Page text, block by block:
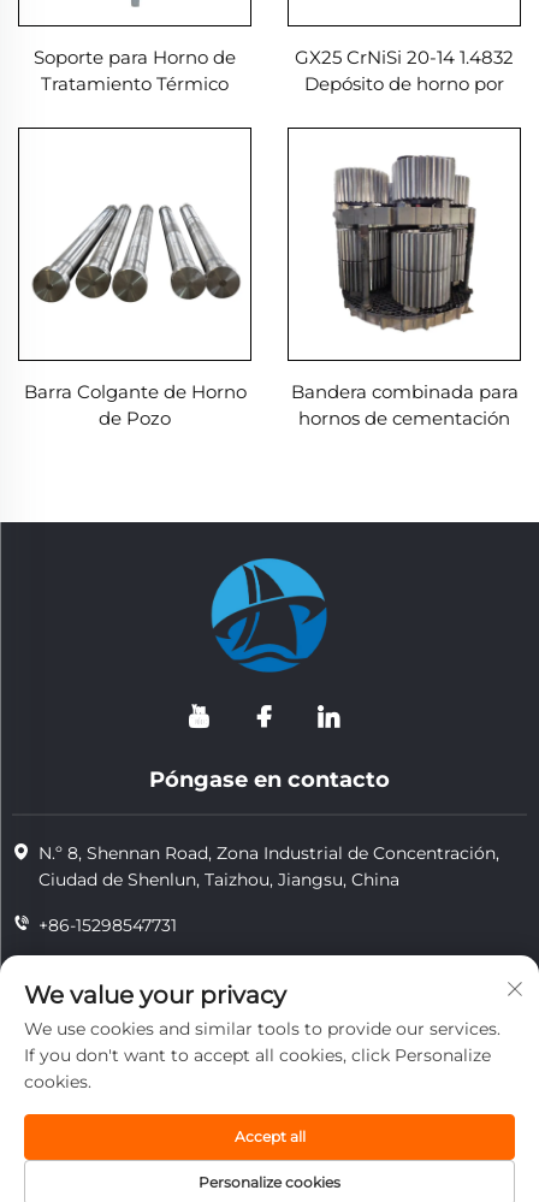
Soporte para Horno de
Tratamiento Térmico
GX25 CrNiSi 20-14 1.4832
Depósito de horno por
Barra Colgante de Horno
de Pozo
Bandera combinada para
hornos de cementación
Póngase en contacto
N.º 8, Shennan Road, Zona Industrial de Concentración,
Ciudad de Shenlun, Taizhou, Jiangsu, China
+86-15298547731
[email protected]
privacidad
We value your privacy
We use cookies and similar tools to provide our services.
If you don't want to accept all cookies, click Personalize
cookies.
Personalize cookies
Accept all